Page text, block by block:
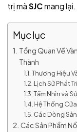
trị màSJCmang lại.
Mục lục
Tổng Quan Về
Thành
Thương Hiệu
Lịch Sử Phát
Tầm Nhìn và
Hệ Thống
Các Dòng
Các Sản Phẩm